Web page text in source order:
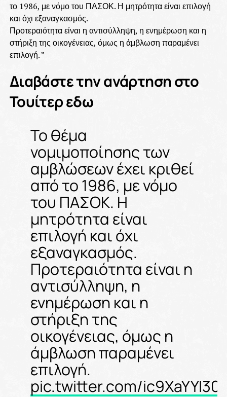
το 1986, με νόμο του ΠΑΣΟΚ. Η μητρότητα είναι επιλογή
και όχι εξαναγκασμός.
Προτεραιότητα είναι η αντισύλληψη, η ενημέρωση και η
στήριξη της οικογένειας, όμως η άμβλωση παραμένει
επιλογή. ”
Διαβάστε την ανάρτηση στο
Τουίτερ εδω
Το θέμα
νομιμοποίησης των
αμβλώσεων έχει κριθεί
από το 1986, με νόμο
του ΠΑΣΟΚ. Η
μητρότητα είναι
επιλογή και όχι
εξαναγκασμός.
Προτεραιότητα είναι η
αντισύλληψη, η
ενημέρωση και η
στήριξη της
οικογένειας, όμως η
άμβλωση παραμένει
επιλογή.
pic.twitter.com/ic9XaYYI30